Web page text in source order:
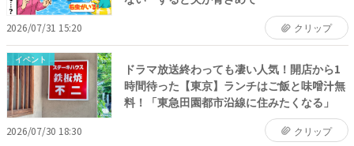
2026/07/31 15:20 クリップ
イベント
ドラマ放送終わっても凄い人気！開店から1
時間待った【東京】ランチはご飯と味噌汁無
料！「東急田園都市沿線に住みたくなる」
2026/07/30 18:30 クリップ